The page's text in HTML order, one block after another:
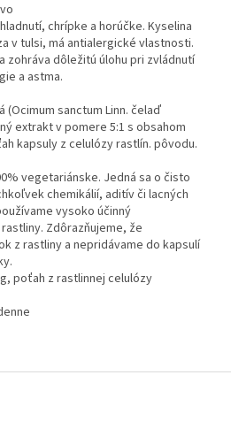
chrípke a horúčke. Kyselina
v tulsi, má antialergické vlastnosti.
zohráva dôležitú úlohu pri zvládnutí
a astma.
(Ocimum sanctum Linn. čelaď
extrakt v pomere 5:1 s obsahom
kapsuly z celulózy rastlín. pôvodu.
vegetariánske. Jedná sa o čisto
chemikálií, aditív či lacných
vysoko účinný
Zdôrazňujeme, že
z rastliny a nepridávame do kapsulí
poťah z rastlinnej celulózy